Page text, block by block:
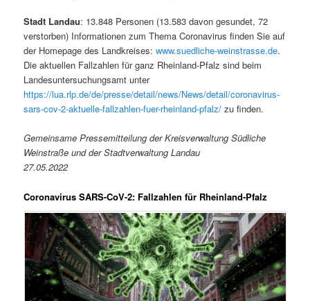
Stadt Landau: 13.848 Personen (13.583 davon gesundet, 72
verstorben) Informationen zum Thema Coronavirus finden Sie auf
der Homepage des Landkreises:www.suedliche-weinstrasse.de.
Die aktuellen Fallzahlen für ganz Rheinland-Pfalz sind beim
Landesuntersuchungsamt unter
https://lua.rlp.de/de/presse/detail/news/News/detail/coronavirus-
sars-cov-2-aktuelle-fallzahlen-fuer-rheinland-pfalz/ zu finden.
Gemeinsame Pressemitteilung der Kreisverwaltung Südliche
Weinstraße und der Stadtverwaltung Landau
27.05.2022
Coronavirus SARS-CoV-2: Fallzahlen für Rheinland-Pfalz